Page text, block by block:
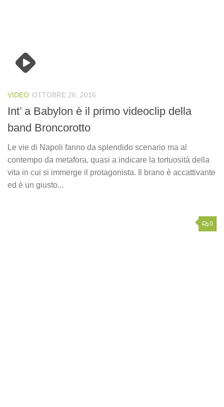
VIDEO OTTOBRE 26, 2016
Int’ a Babylon è il primo videoclip della
band Broncorotto
Le vie di Napoli fanno da splendido scenario ma al
contempo da metafora, quasi a indicare la tortuosità della
vita in cui si immerge il protagonista. Il brano è accattivante
ed è un giusto...
0